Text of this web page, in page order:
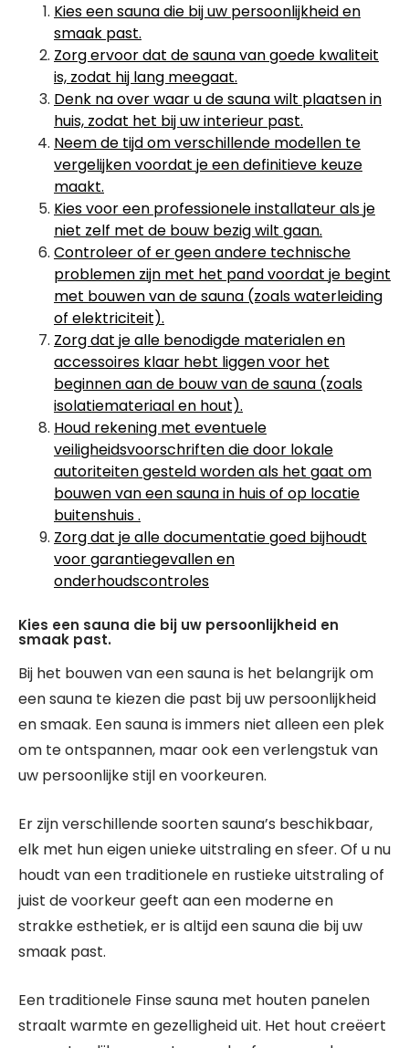
Kies een sauna die bij uw persoonlijkheid en
smaak past.
Zorg ervoor dat de sauna van goede kwaliteit
is, zodat hij lang meegaat.
Denk na over waar u de sauna wilt plaatsen in
huis, zodat het bij uw interieur past.
Neem de tijd om verschillende modellen te
vergelijken voordat je een definitieve keuze
maakt.
Kies voor een professionele installateur als je
niet zelf met de bouw bezig wilt gaan.
Controleer of er geen andere technische
problemen zijn met het pand voordat je begint
met bouwen van de sauna (zoals waterleiding
of elektriciteit).
Zorg dat je alle benodigde materialen en
accessoires klaar hebt liggen voor het
beginnen aan de bouw van de sauna (zoals
isolatiemateriaal en hout).
Houd rekening met eventuele
veiligheidsvoorschriften die door lokale
autoriteiten gesteld worden als het gaat om
bouwen van een sauna in huis of op locatie
buitenshuis .
Zorg dat je alle documentatie goed bijhoudt
voor garantiegevallen en
onderhoudscontroles
Kies een sauna die bij uw persoonlijkheid en
smaak past.
Bij het bouwen van een sauna is het belangrijk om
een sauna te kiezen die past bij uw persoonlijkheid
en smaak. Een sauna is immers niet alleen een plek
om te ontspannen, maar ook een verlengstuk van
uw persoonlijke stijl en voorkeuren.
Er zijn verschillende soorten sauna’s beschikbaar,
elk met hun eigen unieke uitstraling en sfeer. Of u nu
houdt van een traditionele en rustieke uitstraling of
juist de voorkeur geeft aan een moderne en
strakke esthetiek, er is altijd een sauna die bij uw
smaak past.
Een traditionele Finse sauna met houten panelen
straalt warmte en gezelligheid uit. Het hout creëert